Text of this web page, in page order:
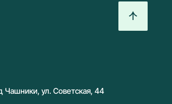
Чашники, ул. Советская, 44